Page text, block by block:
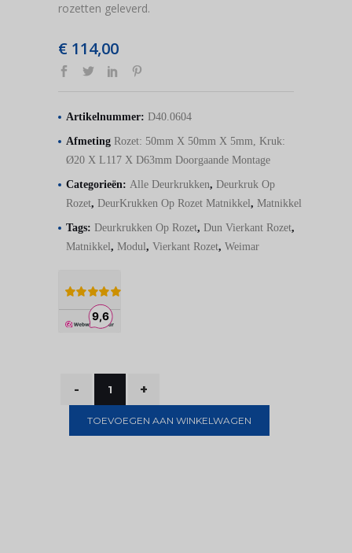
rozetten geleverd.
€ 114,00
Artikelnummer: D40.0604
Afmeting Rozet: 50mm X 50mm X 5mm, Kruk:
Ø20 X L117 X D63mm Doorgaande Montage
Categorieën: Alle Deurkrukken, Deurkruk Op
Rozet, DeurKrukken Op Rozet Matnikkel, Matnikkel
Tags: Deurkrukken Op Rozet, Dun Vierkant Rozet,
Matnikkel, Modul, Vierkant Rozet, Weimar
TOEVOEGEN AAN WINKELWAGEN